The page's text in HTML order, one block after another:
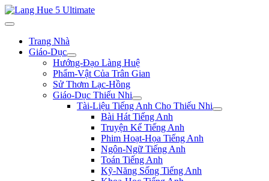
Trang Nhà
Giáo-Dục
Hướng-Đạo Làng Huệ
Phẩm-Vật Của Trân Gian
Sử Thơm Lạc-Hồng
Giáo-Dục Thiếu Nhi
Tài-Liệu Tiếng Anh Cho Thiếu Nhi
Bài Hát Tiếng Anh
Truyện Kể Tiếng Anh
Phim Hoạt-Họa Tiếng Anh
Ngôn-Ngữ Tiếng Anh
Toán Tiếng Anh
Kỹ-Năng Sống Tiếng Anh